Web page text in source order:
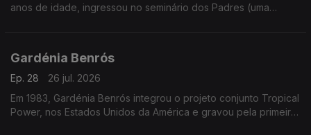
anos de idade, ingressou no seminário dos Padres (uma
Gardénia Benrós
Ep. 28
26 jul. 2026
Em 1983, Gardénia Benrós integrou o projeto conjunto Tropical
Power, nos Estados Unidos da América e gravou pela primeira